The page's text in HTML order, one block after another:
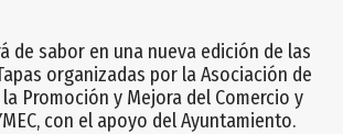
de sabor en una nueva edición de las
organizadas por la Asociación de
Promoción y Mejora del Comercio y
con el apoyo del Ayuntamiento.